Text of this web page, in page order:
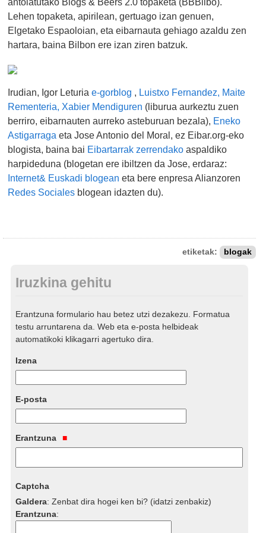
Lehen topaketa, apirilean, gertuago izan genuen,
Elgetako Espaoloian, eta eibarnauta gehiago azaldu zen
hartara, baina Bilbon ere izan ziren batzuk.
Irudian, Igor Leturiae-gorblog , Luistxo Fernandez, Maite
Rementeria, Xabier Mendiguren (liburua aurkeztu zuen
berriro, eibarnauten aurreko asteburuan bezala), Eneko
Astigarraga eta Jose Antonio del Moral, ez Eibar.org-eko
blogista, baina bai Eibartarrak zerrendako aspaldiko
harpideduna (blogetan ere ibiltzen da Jose, erdaraz:
Internet& Euskadi blogean eta bere enpresa Alianzoren
Redes Sociales blogean idazten du).
etiketak: blogak
Iruzkina gehitu
Erantzuna formulario hau betez utzi dezakezu. Formatua
testu arruntarena da. Web eta e-posta helbideak
automatikoki klikagarri agertuko dira.
Izena
E-posta
Erantzuna
Captcha
Galdera:Zenbat dira hogei ken bi? (idatzi zenbakiz)
Erantzuna: